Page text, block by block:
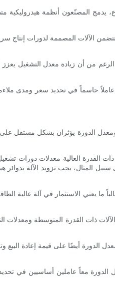
يدمج المصنّعون أنظمة هيدروليكية
تتضمن الآلات المصممة لدورات
من أن زيادة معدل التشغيل يعزز
حاسماً في تحديد سعر ومدى
الدورة يؤثران بشكل مستقل على
ذات القدرة العالية معدلات دورات
المثال، يجب تزويد الآلة بدوائر
ما يعني الاستثمار في آلة عالية
ذات القدرة المتوسطة ومعدلات
الدورة أيضًا على قيمة إعادة
الدورة معاً عاملين أساسيين في